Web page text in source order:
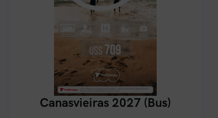
Canasvieiras 2027 (Bus)